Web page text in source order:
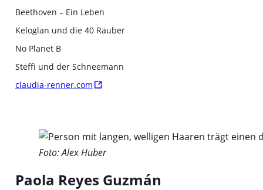
Beethoven – Ein Leben
Keloglan und die 40 Räuber
No Planet B
Steffi und der Schneemann
claudia-renner.com
Foto: Alex Huber
Paola Reyes Guzmán